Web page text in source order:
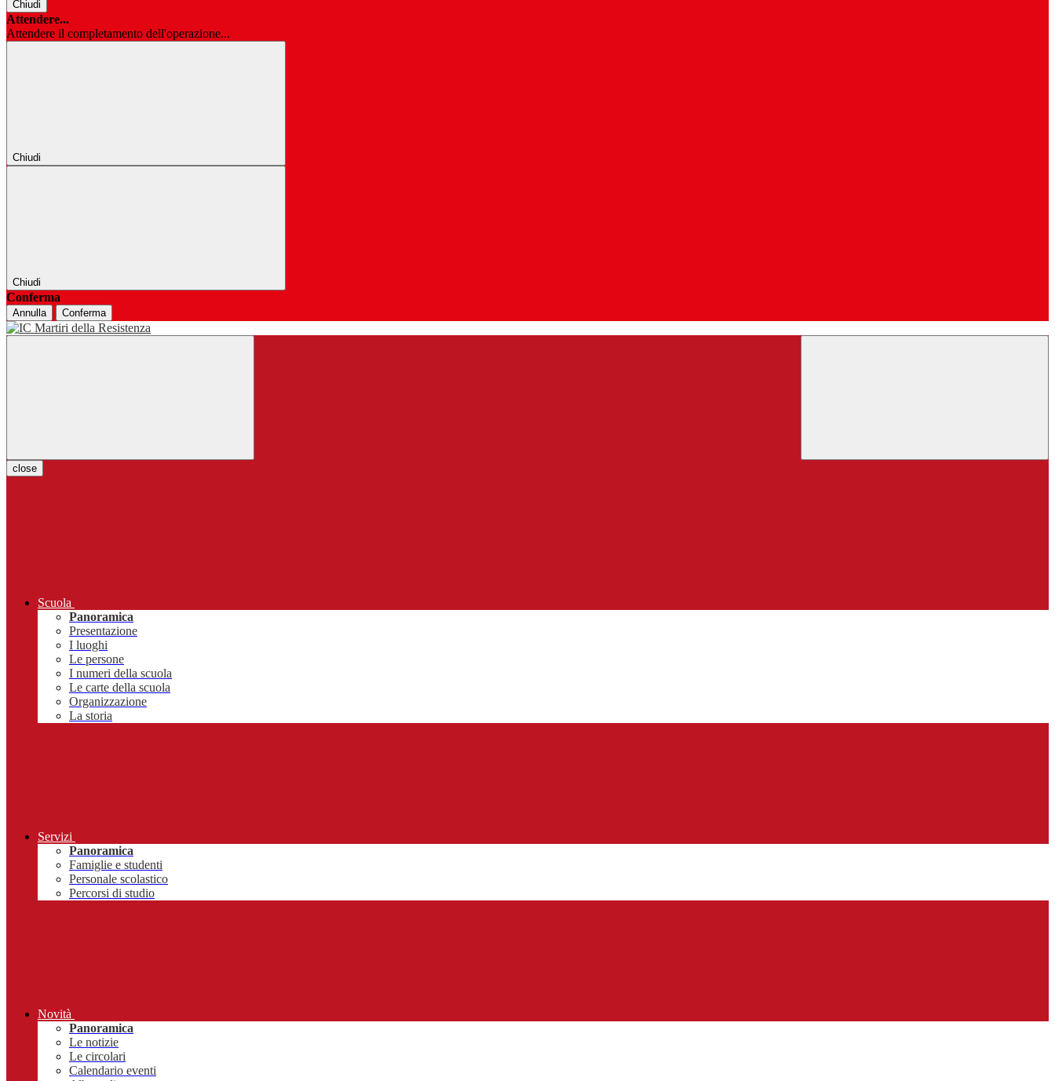
Chiudi
Attendere...
Attendere il completamento dell'operazione...
Chiudi
Chiudi
Conferma
Annulla Conferma
close
Scuola
Panoramica
Presentazione
I luoghi
Le persone
I numeri della scuola
Le carte della scuola
Organizzazione
La storia
Servizi
Panoramica
Famiglie e studenti
Personale scolastico
Percorsi di studio
Novità
Panoramica
Le notizie
Le circolari
Calendario eventi